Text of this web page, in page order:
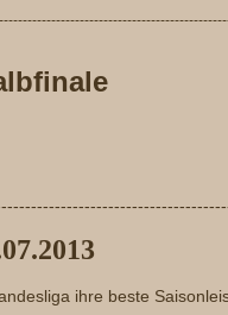
ihre beste